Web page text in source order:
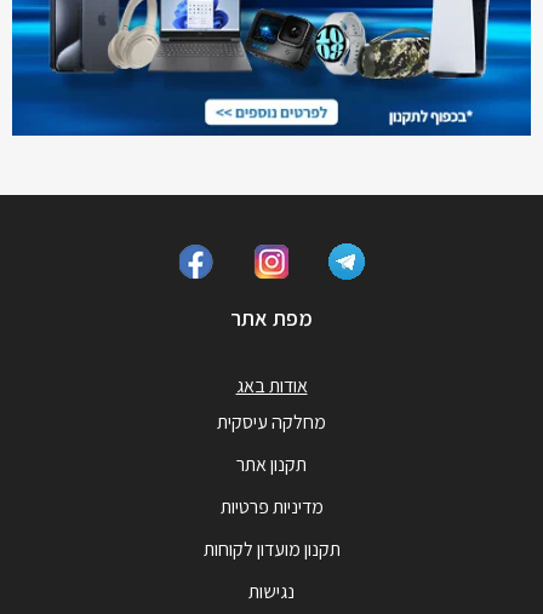
מפת אתר
אודות באג
מחלקה עיסקית
תקנון אתר
מדיניות פרטיות
תקנון מועדון לקוחות
נגישות